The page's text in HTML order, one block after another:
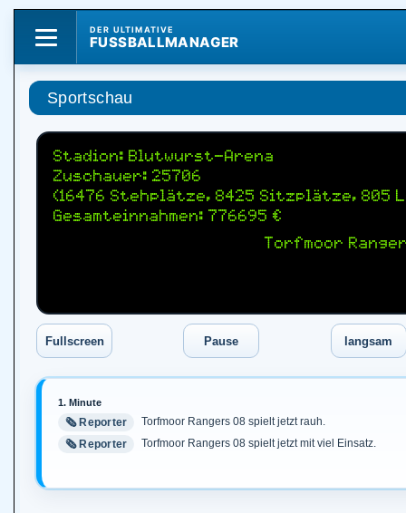
DER ULTIMATIVE
FUSSBALLMANAGER
Sportschau
Stadion: Blutwurst-Arena
Zuschauer: 25706
(16476 Stehplätze, 8425 Sitzplätze, 805
Gesamteinnahmen: 776695 €
Torfmoor
1. Minute
🗞️ Reporter
Torfmoor Rangers 08 spielt jetzt rauh.
🗞️ Reporter
Torfmoor Rangers 08 spielt jetzt mit viel Einsatz.